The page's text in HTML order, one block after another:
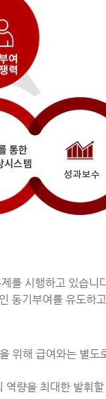
를 시행하고 있습니
동기부여를 유도하
위해 급여와는 별도
량을 최대한 발휘